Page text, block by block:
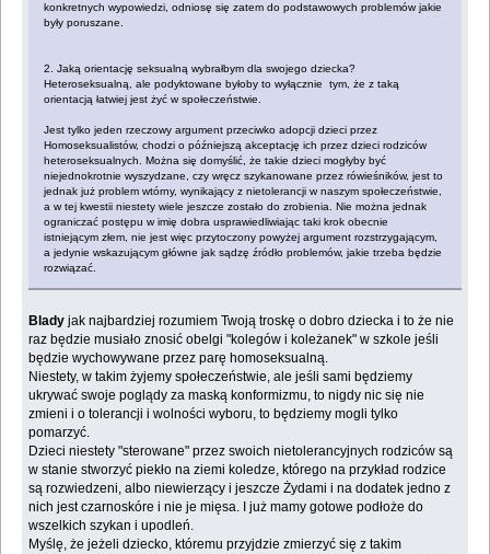
konkretnych wypowiedzi, odniosę się zatem do podstawowych problemów jakie
były poruszane.
2. Jaką orientację seksualną wybrałbym dla swojego dziecka?
Heteroseksualną, ale podyktowane byłoby to wyłącznie tym, że z taką
orientacją łatwiej jest żyć w społeczeństwie.
Jest tylko jeden rzeczowy argument przeciwko adopcji dzieci przez
Homoseksualistów, chodzi o późniejszą akceptację ich przez dzieci rodziców
heteroseksualnych. Można się domyślić, że takie dzieci mogłyby być
niejednokrotnie wyszydzane, czy wręcz szykanowane przez rówieśników, jest to
jednak już problem wtórny, wynikający z nietolerancji w naszym społeczeństwie,
a w tej kwestii niestety wiele jeszcze zostało do zrobienia. Nie można jednak
ograniczać postępu w imię dobra usprawiedliwiając taki krok obecnie
istniejącym złem, nie jest więc przytoczony powyżej argument rozstrzygającym,
a jedynie wskazującym główne jak sądzę źródło problemów, jakie trzeba będzie
rozwiązać.
Blady jak najbardziej rozumiem Twoją troskę o dobro dziecka i to że nie
raz będzie musiało znosić obelgi "kolegów i koleżanek" w szkole jeśli
będzie wychowywane przez parę homoseksualną.
Niestety, w takim żyjemy społeczeństwie, ale jeśli sami będziemy
ukrywać swoje poglądy za maską konformizmu, to nigdy nic się nie
zmieni i o tolerancji i wolności wyboru, to będziemy mogli tylko
pomarzyć.
Dzieci niestety "sterowane" przez swoich nietolerancyjnych rodziców są
w stanie stworzyć piekło na ziemi koledze, którego na przykład rodzice
są rozwiedzeni, albo niewierzący i jeszcze Żydami i na dodatek jedno z
nich jest czarnoskóre i nie je mięsa. I już mamy gotowe podłoże do
wszelkich szykan i upodleń.
Myślę, że jeżeli dziecko, któremu przyjdzie zmierzyć się z takim